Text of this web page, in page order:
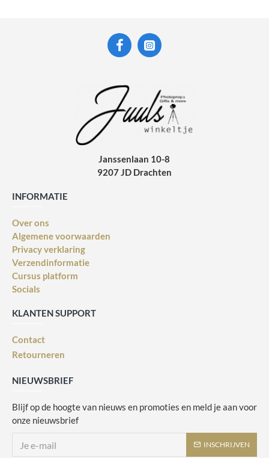
Janssenlaan 10-8
9207 JD Drachten
INFORMATIE
Over ons
Algemene voorwaarden
Privacy verklaring
Verzendinformatie
Cursus platform
Socials
KLANTEN SUPPORT
Contact
Retourneren
NIEUWSBRIEF
Blijf op de hoogte van nieuws en promoties en meld je aan voor
onze nieuwsbrief
INSCHRIJVEN